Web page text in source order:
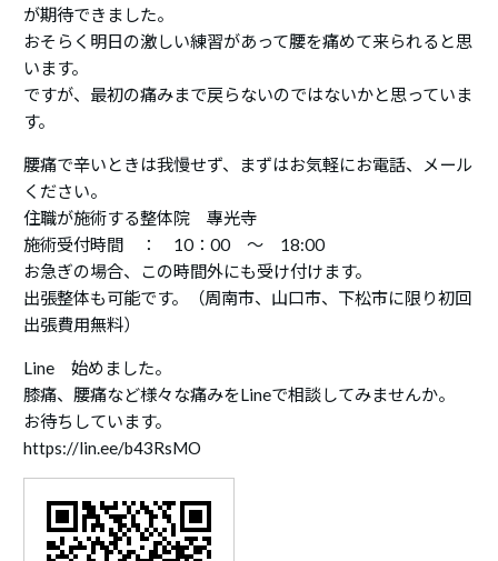
が期待できました。
おそらく明日の激しい練習があって腰を痛めて来られると思
います。
ですが、最初の痛みまで戻らないのではないかと思っていま
す。
腰痛で辛いときは我慢せず、まずはお気軽にお電話、メール
ください。
住職が施術する整体院 專光寺
施術受付時間 ： 10：00 ～ 18:00
お急ぎの場合、この時間外にも受け付けます。
出張整体も可能です。（周南市、山口市、下松市に限り初回
出張費用無料）
Line 始めました。
膝痛、腰痛など様々な痛みをLineで相談してみませんか。
お待ちしています。
https://lin.ee/b43RsMO